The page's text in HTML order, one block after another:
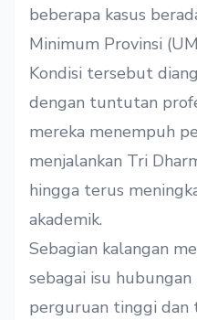
beberapa kasus
Minimum Provinsi
Kondisi tersebut
dengan tuntutan
mereka menempuh
menjalankan Tri
hingga terus
akademik.
Sebagian kalangan
sebagai isu
perguruan tinggi dan